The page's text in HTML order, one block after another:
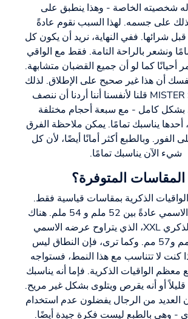
الخاصة - وهذا ينطبق على
على جسمه. لهذا السبب نقوم عادةً
شرائها. ففي النهاية، نريد أن يكون كل
ونشعر بالراحة التامة. فقط مع الواقي
أحيانًا كما لو أن جميع القضبان متشابهة.
أن هذا غير صحيح على الإطلاق. لذلك
نحن في MISTER SIZE قلنا لأنفسنا أننا أردنا أن ننصف
بشكل كامل - مع سبعة أحجام مختلفة
أحدها يناسبك تمامًا. يمكن ملاحظة الفرق
الفور. وبالطبع أكثر أمانًا أيضًا، لأن كل
شيء الآن يناسبك تمامًا.
المقاسات المتوفرة؟
الذكرية بمقاسات قياسية فقط.
يتراوح العرض الاسمي عادةً بين 52 ملم و 54 ملم. هناك
أيضًا الواقي الذكري XXL، الذي يتراوح عرضه الاسمي
عادةً بين 55 مم و57 مم. وكما ترى، فإن النطاق ليس
كنت لا تتناسب مع هذا النمط، فستواجه
الواقيات الذكرية. فإما أنه يناسبك
أو أنه يقرص ويتلوى بشكل غير مريح.
العديد من الرجال يفضلون عدم استخدام
- وهي بالطبع ليست فكرة جيدة أيضًا.